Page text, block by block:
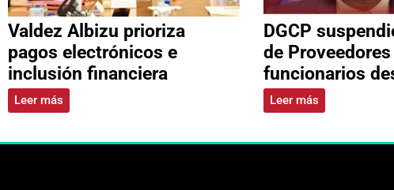
Valdez Albizu prioriza
pagos electrónicos e
inclusión financiera
Leer más
DGCP
de
funcionarios
Leer más